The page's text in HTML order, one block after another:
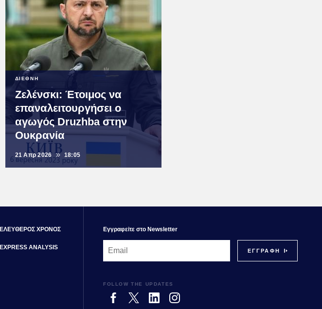
ΔΙΕΘΝΗ
Ζελένσκι: Έτοιμος να
επαναλειτουργήσει ο
αγωγός Druzhba στην
Ουκρανία
21 Απρ 2026 18:05
ΕΛΕΥΘΕΡΟΣ ΧΡΟΝΟΣ
EXPRESS ANALYSIS
FOLLOW THE UPDATES
Εγγραφεiτε στο Newsletter